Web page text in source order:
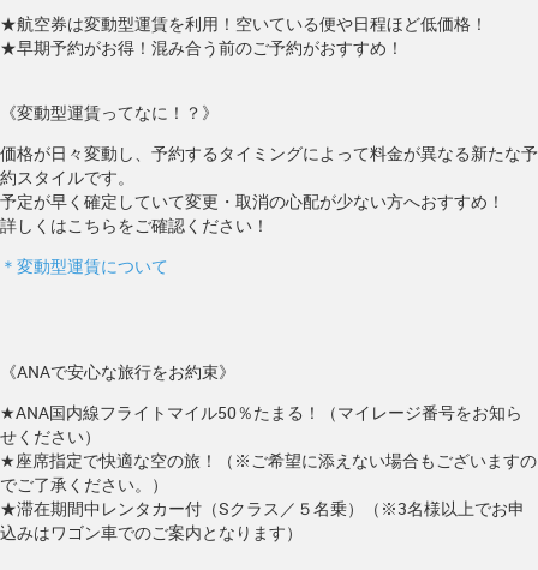
★航空券は変動型運賃を利用！空いている便や日程ほど低価格！
★早期予約がお得！混み合う前のご予約がおすすめ！
《変動型運賃ってなに！？》
価格が日々変動し、予約するタイミングによって料金が異なる新たな予
約スタイルです。
予定が早く確定していて変更・取消の心配が少ない方へおすすめ！
詳しくはこちらをご確認ください！
＊変動型運賃について
《ANAで安心な旅行をお約束》
★ANA国内線フライトマイル50％たまる！（マイレージ番号をお知ら
せください）
★座席指定で快適な空の旅！（※ご希望に添えない場合もございますの
でご了承ください。）
★滞在期間中レンタカー付（Sクラス／５名乗）（※3名様以上でお申
込みはワゴン車でのご案内となります）